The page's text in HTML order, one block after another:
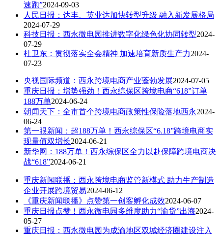
速跑”2024-09-03
人民日报：达丰、英业达加快转型升级 融入新发展格局
2024-07-29
科技日报：西永微电园推进数字化绿色化协同转型2024-
07-29
杜卫东：贯彻落实全会精神 加速培育新质生产力2024-
07-23
央视国际频道：西永跨境电商产业蓬勃发展2024-07-05
重庆日报：增势强劲！西永综保区跨境电商“618”订单
188万单2024-06-24
朝闻天下：全市首个跨境电商政策性保险落地西永2024-
06-24
第一眼新闻：超188万单！西永综保区“6.18”跨境电商实
现量值双增长2024-06-21
新华网：188万单！西永综保区全力以赴保障跨境电商决
战“618”2024-06-21
重庆新闻联播：西永跨境电商监管新模式 助力生产制造
企业开展跨境贸易2024-06-12
《重庆新闻联播》点赞第一创客孵化成效2024-06-07
重庆日报点赞！西永微电园多维度助力“渝货”出海2024-
05-27
重庆日报：西永微电园为成渝地区双城经济圈建设注入